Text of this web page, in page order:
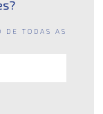
TODAS AS